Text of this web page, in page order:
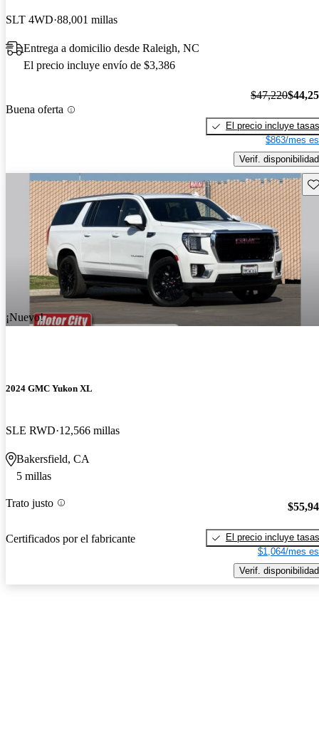
SLT 4WD 88,001 millas
Entrega a domicilio desde Raleigh, NC
El precio incluye envío de $3,386
Buena oferta
$47,220
El precio incluye tasas
$863/mes
Verif. disponibilidad
¡Nuevo!
2024 GMC Yukon XL
SLE RWD 12,566 millas
Bakersfield, CA
5 millas
Trato justo
Certificados por el fabricante
El precio incluye tasas
$1,064/mes
Verif. disponibilidad